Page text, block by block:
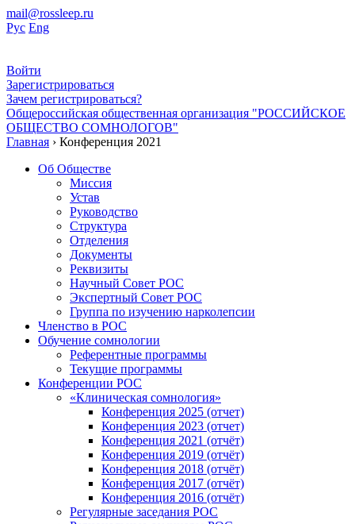
mail@rossleep.ru
Рус Eng
Войти
Зарегистрироваться
Зачем регистрироваться?
Общероссийская общественная организация "РОССИЙСКОЕ
ОБЩЕСТВО СОМНОЛОГОВ"
Главная › Конференция 2021
Об Обществе
Миссия
Устав
Руководство
Структура
Отделения
Документы
Реквизиты
Научный Совет РОС
Экспертный Совет РОС
Группа по изучению нарколепсии
Членство в РОС
Обучение сомнологии
Референтные программы
Текущие программы
Конференции РОС
«Клиническая сомнология»
Конференция 2025 (отчет)
Конференция 2023 (отчет)
Конференция 2021 (отчёт)
Конференция 2019 (отчёт)
Конференция 2018 (отчёт)
Конференция 2017 (отчёт)
Конференция 2016 (отчёт)
Регулярные заседания РОС